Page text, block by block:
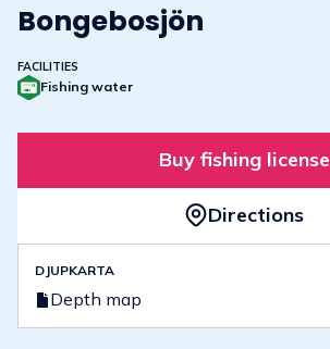
Bongebosjön
FACILITIES
Fishing water
Buy fishing license
Directions
DJUPKARTA
Depth map